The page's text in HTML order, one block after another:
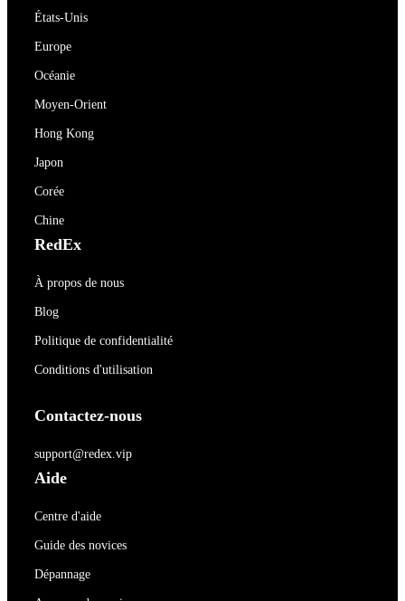
États-Unis
Europe
Océanie
Moyen-Orient
Hong Kong
Japon
Corée
Chine
RedEx
À propos de nous
Blog
Politique de confidentialité
Conditions d'utilisation
Contactez-nous
support@redex.vip
Aide
Centre d'aide
Guide des novices
Dépannage